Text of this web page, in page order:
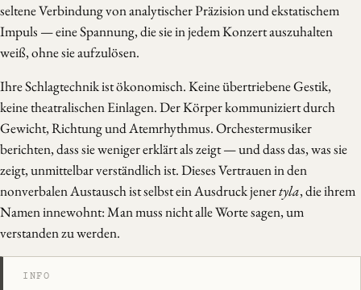
seltene Verbindung von analytischer Präzision und ekstatischem
Impuls — eine Spannung, die sie in jedem Konzert auszuhalten
weiß, ohne sie aufzulösen.
Ihre Schlagtechnik ist ökonomisch. Keine übertriebene Gestik,
keine theatralischen Einlagen. Der Körper kommuniziert durch
Gewicht, Richtung und Atemrhythmus. Orchestermusiker
berichten, dass sie weniger erklärt als zeigt — und dass das, was sie
zeigt, unmittelbar verständlich ist. Dieses Vertrauen in den
nonverbalen Austausch ist selbst ein Ausdruck jenertyla, die ihrem
Namen innewohnt: Man muss nicht alle Worte sagen, um
verstanden zu werden.